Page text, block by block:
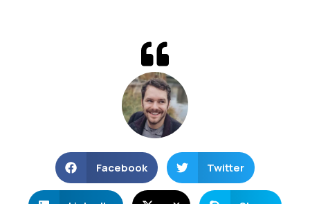
Facebook Twitter